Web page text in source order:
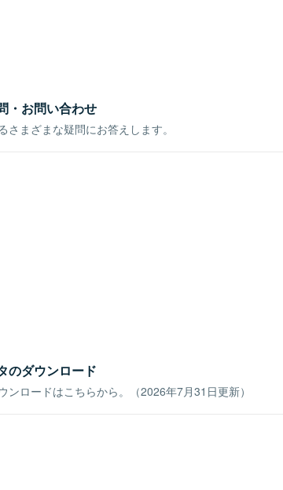
・お問い合わせ
さまざまな疑問にお答えします。
のダウンロード
ンロードはこちらから。（2026年7月31日更新）